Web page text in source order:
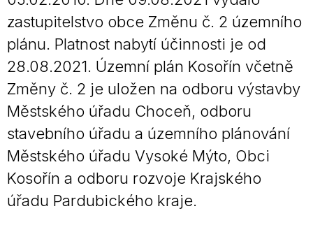
zastupitelstvo obce Změnu č. 2 územního
plánu. Platnost nabytí účinnosti je od
28.08.2021. Územní plán Kosořín včetně
Změny č. 2 je uložen na odboru výstavby
Městského úřadu Choceň, odboru
stavebního úřadu a územního plánování
Městského úřadu Vysoké Mýto, Obci
Kosořín a odboru rozvoje Krajského
úřadu Pardubického kraje.